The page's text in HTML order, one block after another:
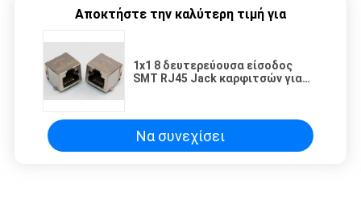
Αποκτήστε την καλύτερη τιμή για
1x1 8 δευτερεύουσα είσοδος
SMT RJ45 Jack καρφιτσών για
Να συνεχίσει